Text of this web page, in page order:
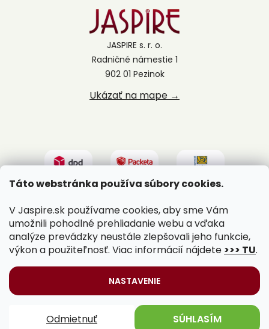
Táto webstránka používa súbory cookies.
V Jaspire.sk používame cookies, aby sme Vám
umožnili pohodlné prehliadanie webu a vďaka
analýze prevádzky neustále zlepšovali jeho funkcie,
výkon a použiteľnosť. Viac informácií nájdete >>> TU.
NASTAVENIE
Odmietnuť SÚHLASÍM
JASPIRE s. r. o.
Radničné námestie 1
902 01 Pezinok
Ukázať na mape →
Jaspire.sk. Všetky práva vyhradené.
Upraviť nastavenie cookies